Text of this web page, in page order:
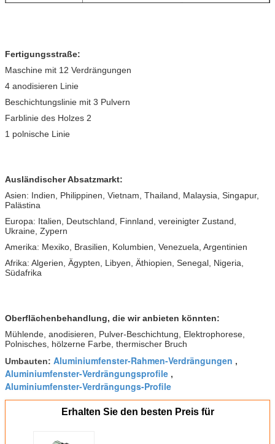
Produktionszeit
15-30days nach Beispielbestätigung u.
Anwendung
Fertigungsstraße:
Maschine mit 12 Verdrängungen
4 anodisieren Linie
Beschichtungslinie mit 3 Pulvern
Farblinie des Holzes 2
1 polnische Linie
Ausländischer Absatzmarkt:
Asien: Indien, Philippinen, Vietnam, Thailand, Malaysia, Singapur,
Palästina
Europa: Italien, Deutschland, Finnland, vereinigter Zustand,
Ukraine, Zypern
Amerika: Mexiko, Brasilien, Kolumbien, Venezuela, Argentinien
Afrika: Algerien, Ägypten, Libyen, Äthiopien, Senegal, Nigeria,
Südafrika
Oberflächenbehandlung, die wir anbieten könnten:
Mühlende, anodisieren, Pulver-Beschichtung, Elektrophorese,
Polnisches, hölzerne Farbe, thermischer Bruch
Umbauten: Aluminiumfenster-Rahmen-Verdrängungen ,
Aluminiumfenster-Verdrängungsprofile ,
Aluminiumfenster-Verdrängungs-Profile
Erhalten Sie den besten Preis für